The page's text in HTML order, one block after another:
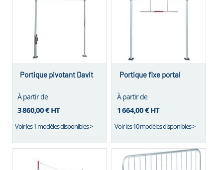
Portique pivotant Davit
À partir de
3 860,00 €HT
Voir les 1 modèles disponibles >
Portique fixe portal
À partir de
1 664,00 €HT
Voir les 10 modèles disponibles >